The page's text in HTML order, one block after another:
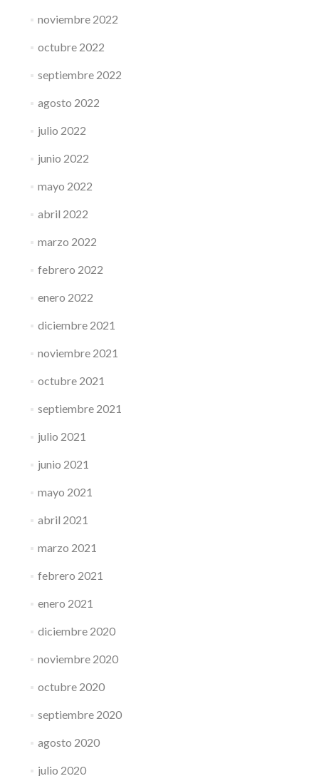
noviembre 2022
octubre 2022
septiembre 2022
agosto 2022
julio 2022
junio 2022
mayo 2022
abril 2022
marzo 2022
febrero 2022
enero 2022
diciembre 2021
noviembre 2021
octubre 2021
septiembre 2021
julio 2021
junio 2021
mayo 2021
abril 2021
marzo 2021
febrero 2021
enero 2021
diciembre 2020
noviembre 2020
octubre 2020
septiembre 2020
agosto 2020
julio 2020